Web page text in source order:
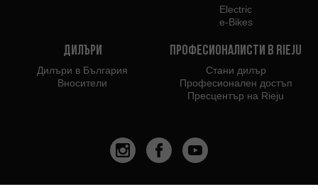
Electric
e-Bikes
Дилъри
Дилъри в България
Вносители
Професионалисти в Rieju
Стани дилър
Професионален достъп
Пресцентър на Rieju